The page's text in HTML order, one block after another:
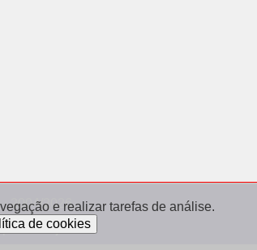
2004/2026e realizar tarefas de análise.